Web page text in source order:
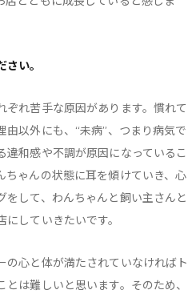
い。
ぞれ苦手な原因があります。慣れて
以外にも、“未病”、つまり病気で
違和感や不調が原因になっているこ
ちゃんの状態に耳を傾けていき、心
をして、わんちゃんと飼い主さんと
していきたいです。
の心と体が満たされていなければト
は難しいと思います。そのため、